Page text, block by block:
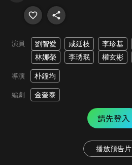
演員 劉智愛 咸延枝 李珍基
林娜榮
李琇珉 權玄彬
導演 朴鐘均
編劇 金奎泰
請先登入
播放預告片